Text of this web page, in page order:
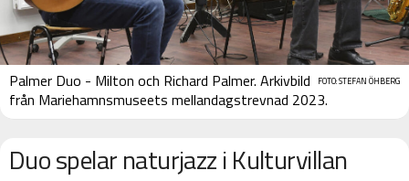
FOTO: STEFAN ÖHBERG
Palmer Duo - Milton och Richard Palmer. Arkivbild
från Mariehamnsmuseets mellandagstrevnad 2023.
Duo spelar naturjazz i Kulturvillan